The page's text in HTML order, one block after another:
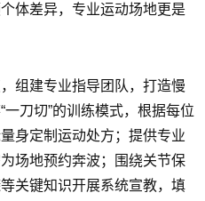
体差异，专业运动场地更是
组建专业指导团队，打造慢
刀切”的训练模式，根据每位
身定制运动处方；提供专业
场地预约奔波；围绕关节保
关键知识开展系统宣教，填